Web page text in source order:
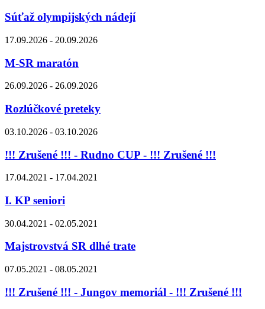
Súťaž olympijských nádejí
17.09.2026 - 20.09.2026
M-SR maratón
26.09.2026 - 26.09.2026
Rozlúčkové preteky
03.10.2026 - 03.10.2026
!!! Zrušené !!! - Rudno CUP - !!! Zrušené !!!
17.04.2021 - 17.04.2021
I. KP seniori
30.04.2021 - 02.05.2021
Majstrovstvá SR dlhé trate
07.05.2021 - 08.05.2021
!!! Zrušené !!! - Jungov memoriál - !!! Zrušené !!!